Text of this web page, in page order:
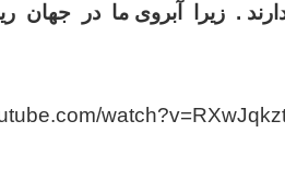
. زیرا آبروی ما در جهان